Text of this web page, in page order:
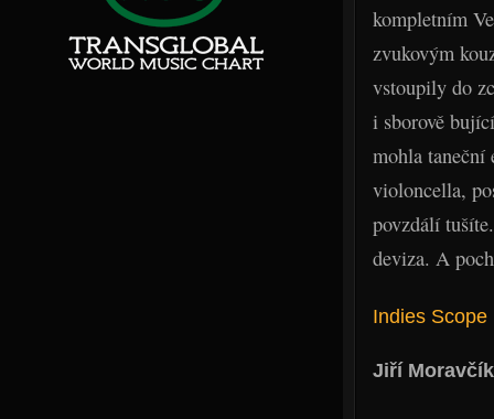
kompletním
zvukovým
vstoupily do
i sborově
mohla taneční
violoncella,
povzdálí
deviza. A
Indies Scope
Jiří Moravčík